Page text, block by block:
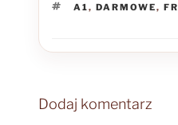
TAGI
A1,DARMOWE,
Dodaj komentarz